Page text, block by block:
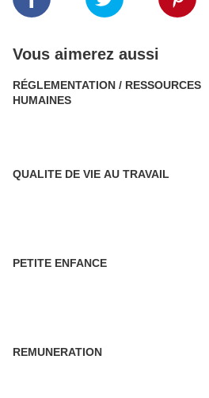
Vous aimerez aussi
RÉGLEMENTATION / RESSOURCES
HUMAINES
QUALITE DE VIE AU TRAVAIL
PETITE ENFANCE
REMUNERATION